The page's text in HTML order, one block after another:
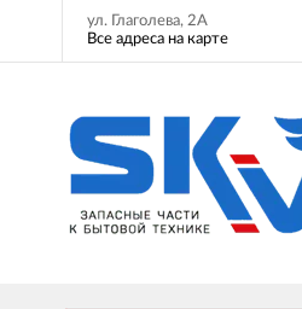
ул. Глаголева, 2А
Все адреса на карте